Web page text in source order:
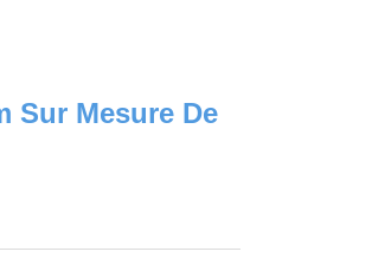
Sur Mesure De